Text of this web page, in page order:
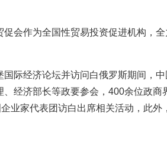
会作为全国性贸易投资促进机构，
际经济论坛并访问白俄罗斯期间，
经济部长等政要参会，400余位政
家代表团访白出席相关活动，此外